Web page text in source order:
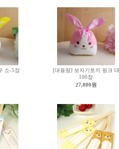
소-5장
[대용량] 보자기토끼 핑크 대
100장
27,000원